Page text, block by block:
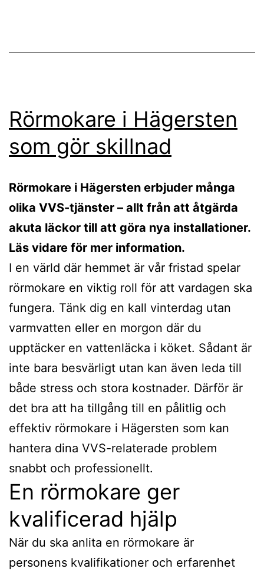
Rörmokare i Hägersten
som gör skillnad
Rörmokare i Hägersten erbjuder många
olika VVS-tjänster – allt från att åtgärda
akuta läckor till att göra nya installationer.
Läs vidare för mer information.
I en värld där hemmet är vår fristad spelar
rörmokare en viktig roll för att vardagen ska
fungera. Tänk dig en kall vinterdag utan
varmvatten eller en morgon där du
upptäcker en vattenläcka i köket. Sådant är
inte bara besvärligt utan kan även leda till
både stress och stora kostnader. Därför är
det bra att ha tillgång till en pålitlig och
effektiv rörmokare i Hägersten som kan
hantera dina VVS-relaterade problem
snabbt och professionellt.
En rörmokare ger
kvalificerad hjälp
När du ska anlita en rörmokare är
personens kvalifikationer och erfarenhet